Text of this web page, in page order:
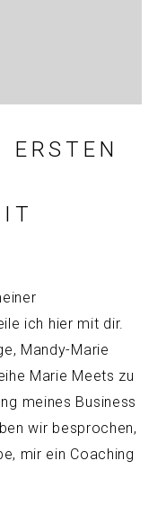
ich hier mit dir.
Mandy-Marie
Marie Meets zu
meines Business
wir besprochen,
mir ein Coaching